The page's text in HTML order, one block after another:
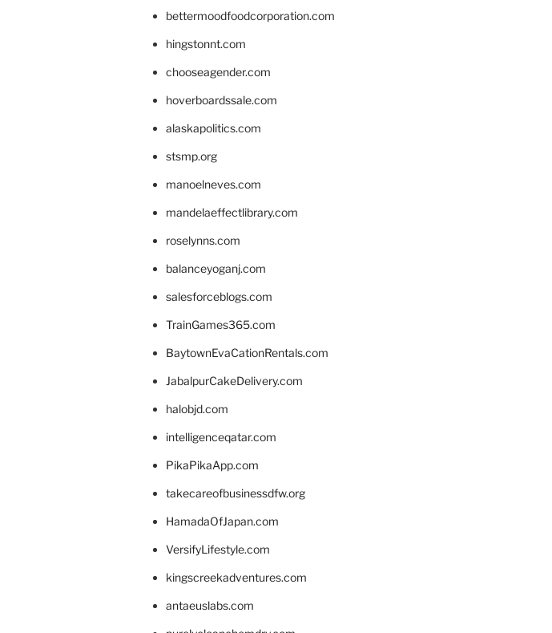
bettermoodfoodcorporation.com
hingstonnt.com
chooseagender.com
hoverboardssale.com
alaskapolitics.com
stsmp.org
manoelneves.com
mandelaeffectlibrary.com
roselynns.com
balanceyoganj.com
salesforceblogs.com
TrainGames365.com
BaytownEvaCationRentals.com
JabalpurCakeDelivery.com
halobjd.com
intelligenceqatar.com
PikaPikaApp.com
takecareofbusinessdfw.org
HamadaOfJapan.com
VersifyLifestyle.com
kingscreekadventures.com
antaeuslabs.com